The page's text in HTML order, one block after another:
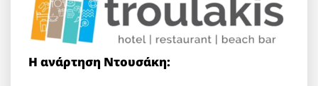
Η ανάρτηση Ντουσάκη: